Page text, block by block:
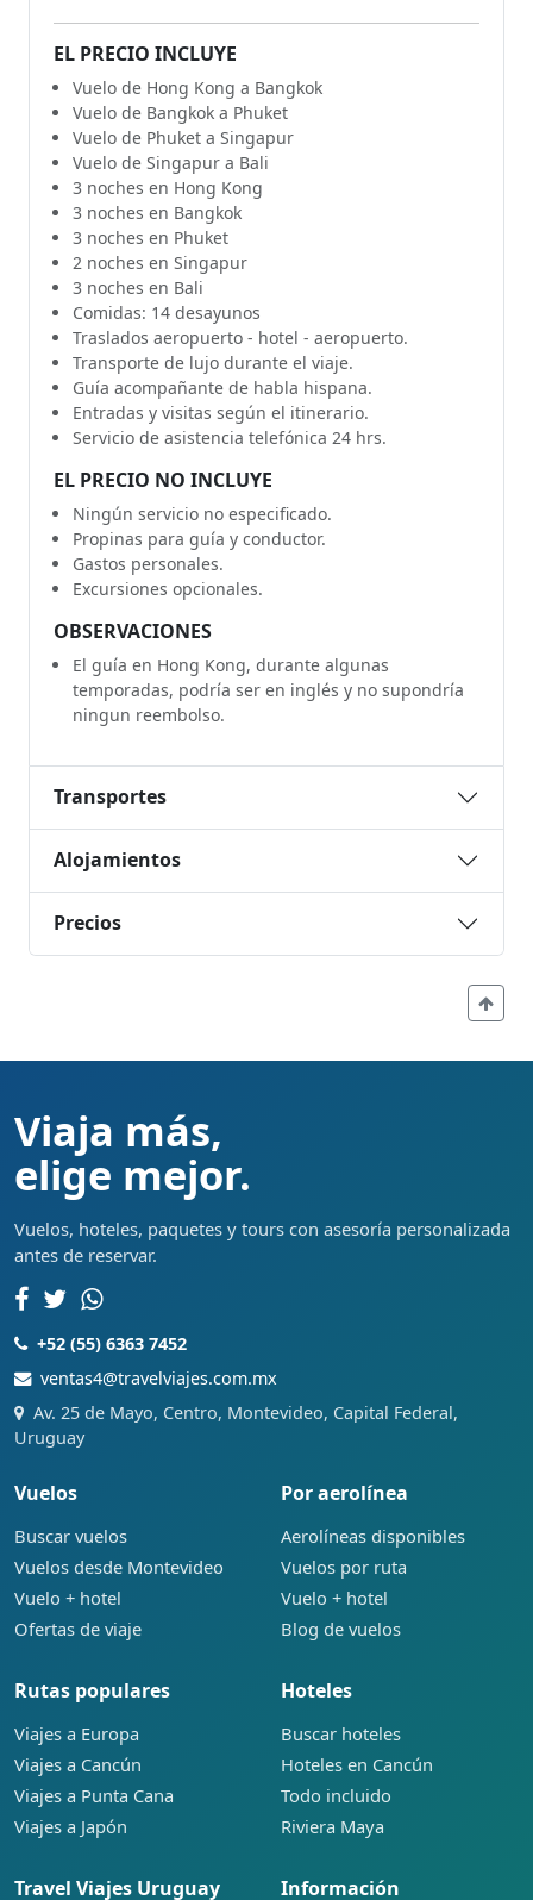
EL PRECIO INCLUYE
Vuelo de Hong Kong a Bangkok
Vuelo de Bangkok a Phuket
Vuelo de Phuket a Singapur
Vuelo de Singapur a Bali
3 noches en Hong Kong
3 noches en Bangkok
3 noches en Phuket
2 noches en Singapur
3 noches en Bali
Comidas: 14 desayunos
Traslados aeropuerto - hotel - aeropuerto.
Transporte de lujo durante el viaje.
Guía acompañante de habla hispana.
Entradas y visitas según el itinerario.
Servicio de asistencia telefónica 24 hrs.
EL PRECIO NO INCLUYE
Ningún servicio no especificado.
Propinas para guía y conductor.
Gastos personales.
Excursiones opcionales.
OBSERVACIONES
El guía en Hong Kong, durante algunas
temporadas, podría ser en inglés y no supondría
ningun reembolso.
Transportes
Alojamientos
Precios
Viaja más,
elige mejor.
Vuelos, hoteles, paquetes y tours con asesoría personalizada
antes de reservar.
+52 (55) 6363 7452
ventas4@travelviajes.com.mx
Av. 25 de Mayo, Centro, Montevideo, Capital Federal,
Uruguay
Vuelos
Buscar vuelos
Vuelos desde Montevideo
Vuelo + hotel
Ofertas de viaje
Por aerolínea
Aerolíneas disponibles
Vuelos por ruta
Vuelo + hotel
Blog de vuelos
Rutas populares
Viajes a Europa
Viajes a Cancún
Viajes a Punta Cana
Viajes a Japón
Hoteles
Buscar hoteles
Hoteles en Cancún
Todo incluido
Riviera Maya
Travel Viajes Uruguay Información